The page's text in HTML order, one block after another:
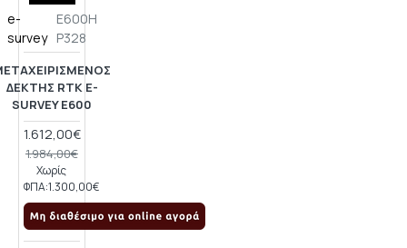
e-
survey
E600H
P328
ΔΈΚΤΗΣ RTK E-
SURVEY E600
1.612,00€
1.984,00€
Χωρίς
ΦΠΑ:1.300,00€